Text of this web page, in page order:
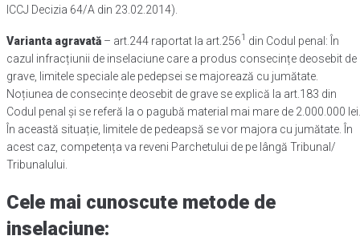
ICCJ Decizia 64/A din 23.02.2014).
Varianta agravată – art.244 raportat la art.2561 din Codul penal: În
cazul infracțiunii de inselaciune care a produs consecințe deosebit de
grave, limitele speciale ale pedepsei se majorează cu jumătate.
Noțiunea de consecințe deosebit de grave se explică la art.183 din
Codul penal și se referă la o pagubă material mai mare de 2.000.000 lei.
În această situație, limitele de pedeapsă se vor majora cu jumătate. În
acest caz, competența va reveni Parchetului de pe lângă Tribunal/
Tribunalului.
Cele mai cunoscute metode de
inselaciune: